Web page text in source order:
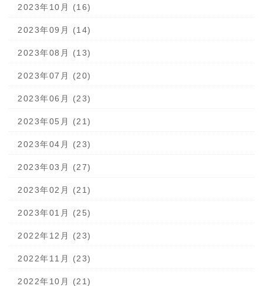
2023年10月 (16)
2023年09月 (14)
2023年08月 (13)
2023年07月 (20)
2023年06月 (23)
2023年05月 (21)
2023年04月 (23)
2023年03月 (27)
2023年02月 (21)
2023年01月 (25)
2022年12月 (23)
2022年11月 (23)
2022年10月 (21)